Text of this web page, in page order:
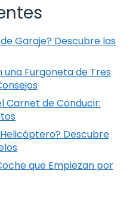
Garaje? Descubre las
una Furgoneta de Tres
Carnet de Conducir:
Descubre
que Empiezan por